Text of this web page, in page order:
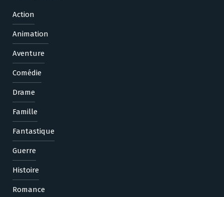
Action
Animation
Aventure
Comédie
Drame
Famille
Fantastique
Guerre
Histoire
Romance